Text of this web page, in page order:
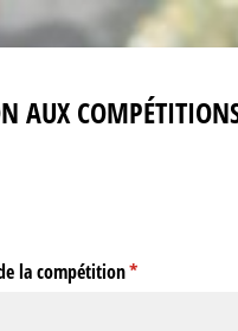
AUX
la compétition*
(requis)